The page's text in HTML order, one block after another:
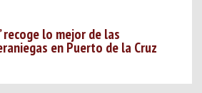
recoge lo mejor de las
en Puerto de la Cruz